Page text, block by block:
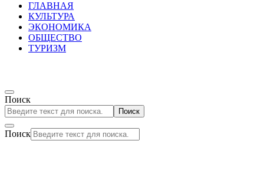
ГЛАВНАЯ
КУЛЬТУРА
ЭКОНОМИКА
ОБЩЕСТВО
ТУРИЗМ
Поиск
Поиск
Поиск